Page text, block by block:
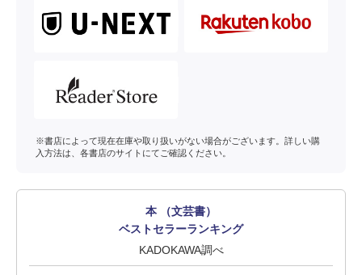
※書店によって現在在庫や取り扱いがない場合がございます。詳しい購
入方法は、各書店のサイトにてご確認ください。
本 （文芸書）
ベストセラーランキング
KADOKAWA調べ